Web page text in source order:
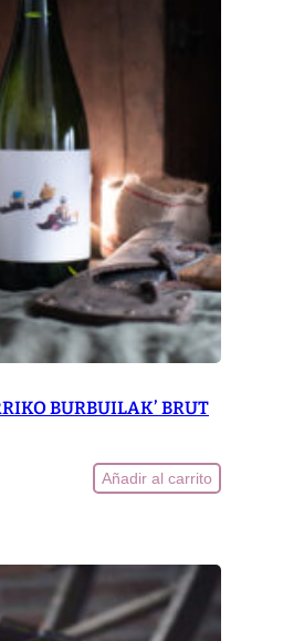
BURBUILAK’ BRUT
Añadir al carrito